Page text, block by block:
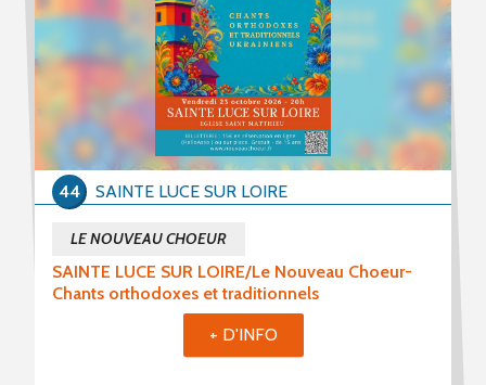
Concerts (89)
Stages (92)
Formations (15)
Période du
Mot(s) clé(s)
SAINTE LUCE SUR LOIRE/Le Nouveau Choeur-
Chants orthodoxes et traditionnels
LE NOUVEAU CHOEUR
SAINTE LUCE SUR LOIRE
44
+ D'INFO